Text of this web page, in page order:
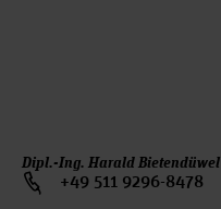
Dipl.-Ing. Harald Bietendüwel
+49 511 9296-8478